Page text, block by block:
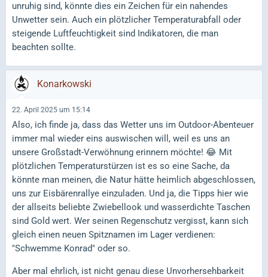
unruhig sind, könnte dies ein Zeichen für ein nahendes
Unwetter sein. Auch ein plötzlicher Temperaturabfall oder
steigende Luftfeuchtigkeit sind Indikatoren, die man
beachten sollte.
Konarkowski
22. April 2025 um 15:14
Also, ich finde ja, dass das Wetter uns im Outdoor-Abenteuer
immer mal wieder eins auswischen will, weil es uns an
unsere Großstadt-Verwöhnung erinnern möchte! 😂 Mit
plötzlichen Temperaturstürzen ist es so eine Sache, da
könnte man meinen, die Natur hätte heimlich abgeschlossen,
uns zur Eisbärenrallye einzuladen. Und ja, die Tipps hier wie
der allseits beliebte Zwiebellook und wasserdichte Taschen
sind Gold wert. Wer seinen Regenschutz vergisst, kann sich
gleich einen neuen Spitznamen im Lager verdienen:
"Schwemme Konrad" oder so.
Aber mal ehrlich, ist nicht genau diese Unvorhersehbarkeit